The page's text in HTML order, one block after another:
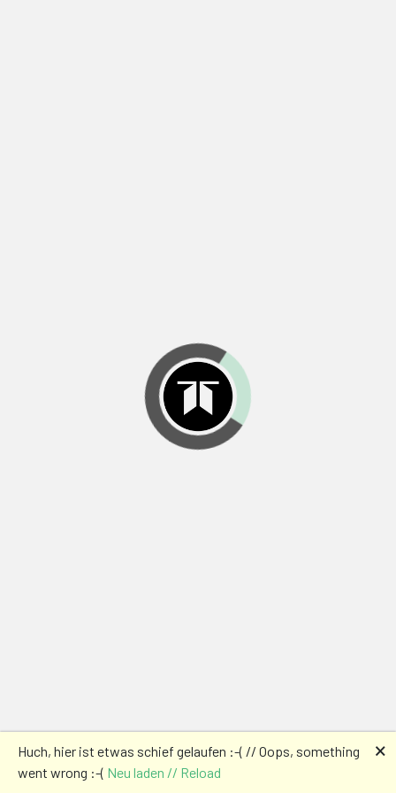
Huch, hier ist etwas schief gelaufen :-( // Oops, something
went wrong :-( Neu laden // Reload
🗙